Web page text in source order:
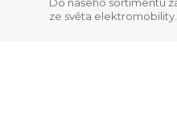
Do našeho sortimentu
ze světa elektromobility.